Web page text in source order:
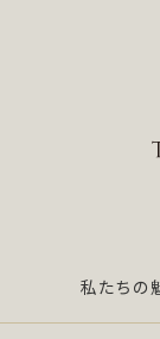
（1）冠婚
（2）互助
（3）少額
また、当
に必要な範
私たちの